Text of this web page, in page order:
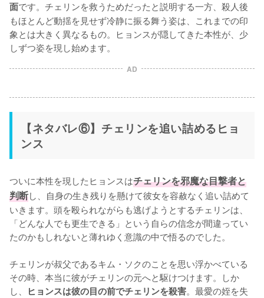
面です。チェリンを救うためだったと説明する一方、殺人後
もほとんど動揺を見せず冷静に振る舞う姿は、これまでの印
象とは大きく異なるもの。ヒョンスが隠してきた本性が、少
しずつ姿を現し始めます。
AD
【ネタバレ⑥】チェリンを追い詰めるヒョ
ンス
ついに本性を現したヒョンスはチェリンを邪魔な目撃者と
判断し、自身の生き残りを懸けて彼女を容赦なく追い詰めて
いきます。頭を殴られながらも逃げようとするチェリンは、
「どんな人でも更生できる」という自らの信念が間違ってい
たのかもしれないと薄れゆく意識の中で悟るのでした。
チェリンが叔父であるキム・ソクのことを思い浮かべている
その時、本当に彼がチェリンの元へと駆けつけます。しか
し、
ヒョンスは彼の目の前でチェリンを殺害。最愛の姪を失